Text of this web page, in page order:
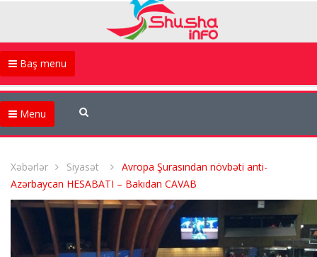
Baş menu
Menu
Xəbərlər Siyasət
Avropa Şurasından növbəti anti-
Azərbaycan HESABATI – Bakıdan CAVAB